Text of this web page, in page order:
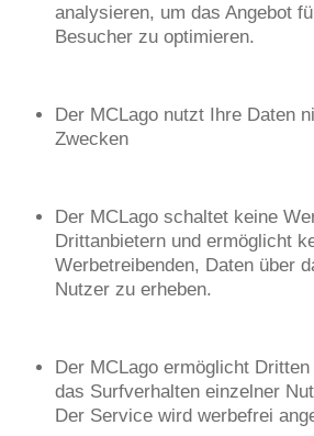
analysieren, um das Angebot
Besucher zu optimieren.
Der MCLago nutzt Ihre Daten
Zwecken
Der MCLago schaltet keine
Drittanbietern und ermöglicht
Werbetreibenden, Daten über
Nutzer zu erheben.
Der MCLago ermöglicht
das Surfverhalten einzelner
Der Service wird werbefrei